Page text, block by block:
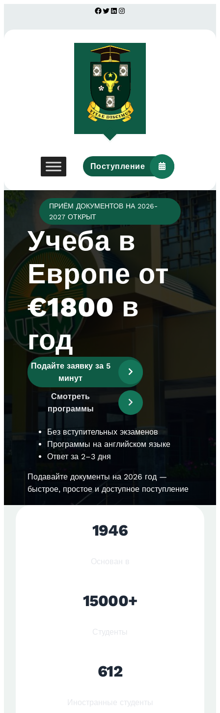
Facebook
Twitter
LinkedIn
Instagram
Поступление
ПРИЁМ ДОКУМЕНТОВ НА 2026-
2027 ОТКРЫТ
Учеба в
Европе от
€1800 в
год​
Подавайте документы на 2026 год —
быстрое, простое и доступное поступление
Без вступительных экзаменов
Программы на английском языке
Ответ за 2–3 дня
Подайте заявку за 5
минут
Смотреть
программы
1946
Основан в
15000+
Студенты
612
Иностранные студенты